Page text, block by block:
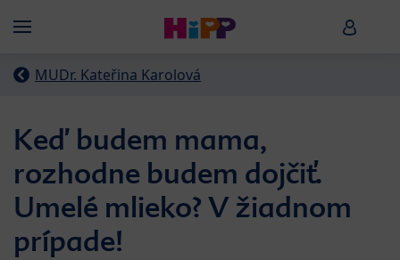
Menü HiPP
MUDr. Kateřina Karolová
Keď budem mama,
rozhodne budem dojčiť.
Umelé mlieko? V žiadnom
prípade!